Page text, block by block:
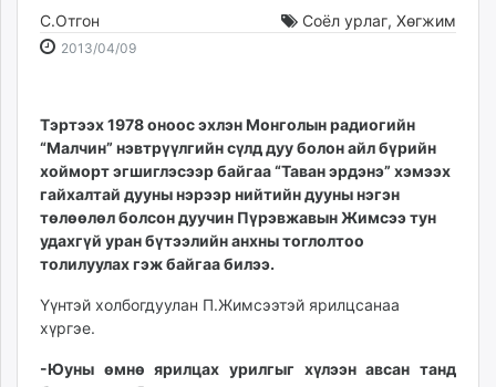
Gogo.mn
caak.mn
Baabar.mn
tovch.mn
ikon.mn
Livetv.mn
Eguur.mn
shuud.mn
ergelt.mn
С.Отгон Соёл урлаг, Хөгжим
2013/04/092013-
19:03:56
2026-
16:04:47
Тэртээх 1978 оноос эхлэн Монголын радиогийн
“Малчин” нэвтрүүлгийн сүлд дуу болон айл бүрийн
хойморт эгшиглэсээр байгаа “Таван эрдэнэ” хэмээх
гайхалтай дууны нэрээр нийтийн дууны нэгэн
төлөөлөл болсон дуучин Пүрэвжавын Жимсээ тун
удахгүй уран бүтээлийн анхны тоглолтоо
толилуулах гэж байгаа билээ.
Үүнтэй холбогдуулан П.Жимсээтэй ярилцсанаа
хүргэе.
-Юуны өмнө ярилцах урилгыг хүлээн авсан танд